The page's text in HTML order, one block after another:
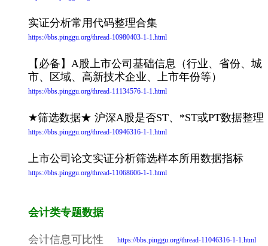
实证分析常用代码整理合集
https://bbs.pinggu.org/thread-10980403-1-1.html
【必备】A股上市公司基础信息（行业、省份、城
市、区域、高新技术企业、上市年份等）
https://bbs.pinggu.org/thread-11134576-1-1.html
★筛选数据★ 沪深A股是否ST、*ST或PT数据整理
https://bbs.pinggu.org/thread-10946316-1-1.html
上市公司论文实证分析筛选样本所用数据指标
https://bbs.pinggu.org/thread-11068606-1-1.html
会计类专题数据
会计信息可比性 https://bbs.pinggu.org/thread-11046316-1-1.html